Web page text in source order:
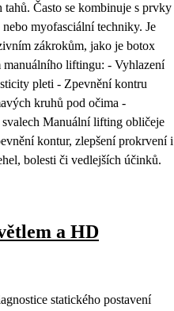
tahů. Často se kombinuje s prvky
myofasciální techniky. Je
zákrokům, jako je botox
manuálního liftingu: - Vyhlazení
pleti - Zpevnění kontru
kruhů pod očima -
Manuální lifting obličeje
kontur, zlepšení prokrvení i
bolesti či vedlejších účinků.
a HD
statického postavení